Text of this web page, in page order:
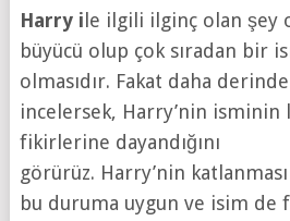
Harry i le ilgili ilginç olan şey
büyücü olup çok sıradan bir
olmasıdır. Fakat daha
incelersek, Harry’nin isminin
fikirlerine dayandığını
görürüz. Harry’nin
bu duruma uygun ve isim de